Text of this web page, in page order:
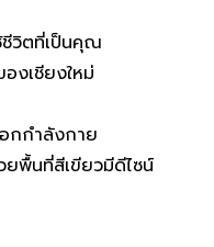
ชีวิตที่เป็นคุณ
งเชียงใหม่
กกำลังกาย
ยพื้นที่สีเขียวมีดีไซน์